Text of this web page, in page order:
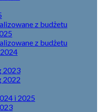
z budżetu
z budżetu
2023
2022
i 2025